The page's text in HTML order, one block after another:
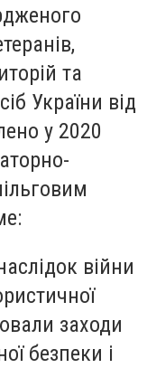
та
України від
у 2020
війни
заходи
безпеки і